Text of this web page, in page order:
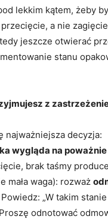
lekkim kątem, żeby
a nie
jeszcze otwierać
stanu
z
najważniejsza decyzja:
wygląda na
brak taśmy
mała waga): rozważ
Powiedz: „W takim
odnotować